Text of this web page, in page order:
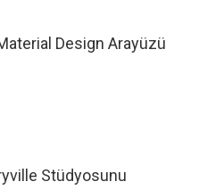
Design Arayüzü
Stüdyosunu